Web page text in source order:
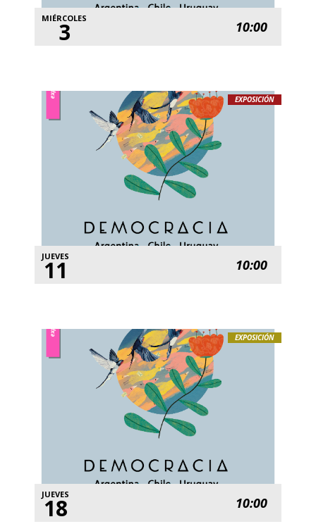
MIÉRCOLES
3 10:00
EXPOSICIÓN
JUEVES
11 10:00
EXPOSICIÓN
JUEVES
18 10:00